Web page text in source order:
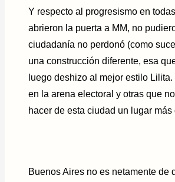
Y respecto al progresismo en
abrieron la puerta a MM, no
ciudadanía no perdonó (como
una construcción diferente, esa
luego deshizo al mejor estilo
en la arena electoral y otras que
hacer de esta ciudad un lugar más
Buenos Aires no es netamente